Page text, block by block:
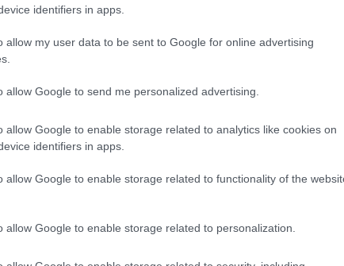
identifiers in apps.
allow my user data to be sent to Google for online advertising
allow Google to send me personalized advertising.
allow Google to enable storage related to analytics like cookies on
identifiers in apps.
allow Google to enable storage related to functionality of the
allow Google to enable storage related to personalization.
ΜΕΤΑΓΡΑΦΕΣ ΑΠΟ ΤΟ ΠΑΝΩ ΡΑΦΙ
παγωτατζίδικα της Αθήνας η απάντηση
είναι…και τα δύο!
Αυτά είναι τα 4 prints στα μαγιό που θα
βλέπεις σε κάθε παραλία φέτος!